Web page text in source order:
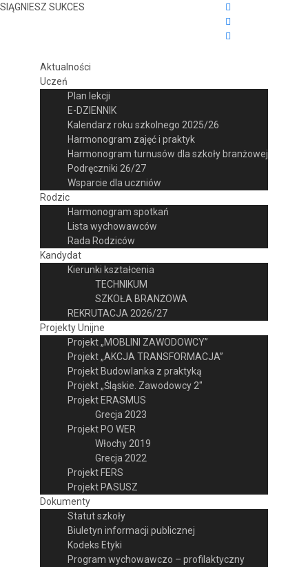
SUKCES
Aktualności
Uczeń
Plan lekcji
E-DZIENNIK
Kalendarz roku szkolnego 2025/26
Harmonogram zajęć i praktyk
Harmonogram turnusów dla szkoły branżowej
Podręczniki 26/27
Wsparcie dla uczniów
Rodzic
Harmonogram spotkań
Lista wychowawców
Rada Rodziców
Kandydat
Kierunki kształcenia
TECHNIKUM
SZKOŁA BRANŻOWA
REKRUTACJA 2026/27
Projekty Unijne
Projekt „MOBLINI ZAWODOWCY”
Projekt „AKCJA TRANSFORMACJA”
Projekt Budowlanka z praktyką
Projekt „Śląskie. Zawodowcy 2″
Projekt ERASMUS
Grecja 2023
Projekt PO WER
Włochy 2019
Grecja 2022
Projekt FERS
Projekt PASUSZ
Dokumenty
Statut szkoły
Biuletyn informacji publicznej
Kodeks Etyki
Program wychowawczo – profilaktyczny